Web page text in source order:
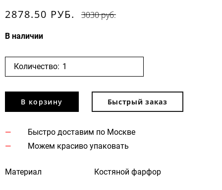
2878.50 РУБ. 3030 руб.
В наличии
Количество:
В корзину Быстрый заказ
Быстро доставим по Москве
Можем красиво упаковать
Материал Костяной фарфор